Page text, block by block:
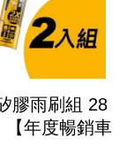
膠雨刷組 28
【年度暢銷車